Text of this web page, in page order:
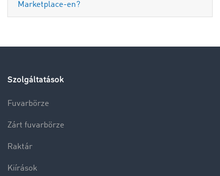
Marketplace-en?
Szolgáltatások
Fuvarbörze
Zárt fuvarbörze
Raktár
Kiírások